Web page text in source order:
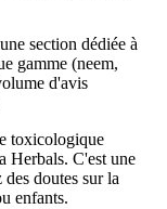
section dédiée à
gamme (neem,
d'avis
toxicologique
Herbals. C'est une
doutes sur la
enfants.